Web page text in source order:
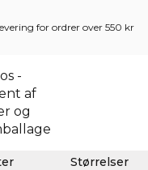
for ordrer over 550 kr
Størrelser